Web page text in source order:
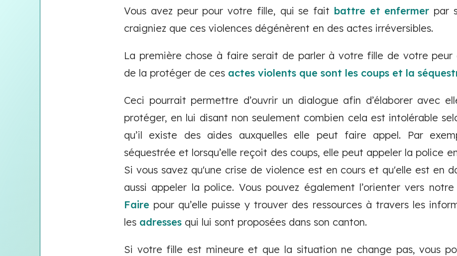
Vous avez peur pour votre fille, qui se fait battre et enfermer par
craigniez que ces violences dégénèrent en des actes irréversibles.
La première chose à faire serait de parler à votre fille de votre
de la protéger de ces actes violents que sont les coups et la
Ceci pourrait permettre d’ouvrir un dialogue afin d’élaborer avec
protéger, en lui disant non seulement combien cela est intolérable
qu’il existe des aides auxquelles elle peut faire appel. Par
séquestrée et lorsqu’elle reçoit des coups, elle peut appeler la police
Si vous savez qu'une crise de violence est en cours et qu'elle est en
aussi appeler la police. Vous pouvez également l’orienter vers
Faire pour qu’elle puisse y trouver des ressources à travers les
les adresses qui lui sont proposées dans son canton.
Si votre fille est mineure et que la situation ne change pas, vous